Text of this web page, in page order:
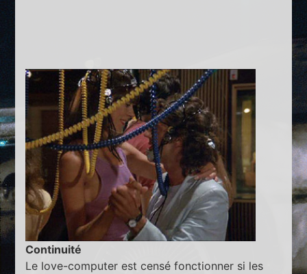
Continuité
Le love-computer est censé fonctionner si les